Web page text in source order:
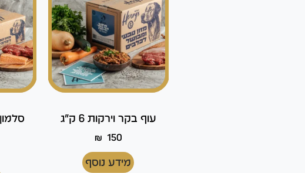
עוף בקר וירקות 6 ק"ג
₪ 150
מידע נוסף